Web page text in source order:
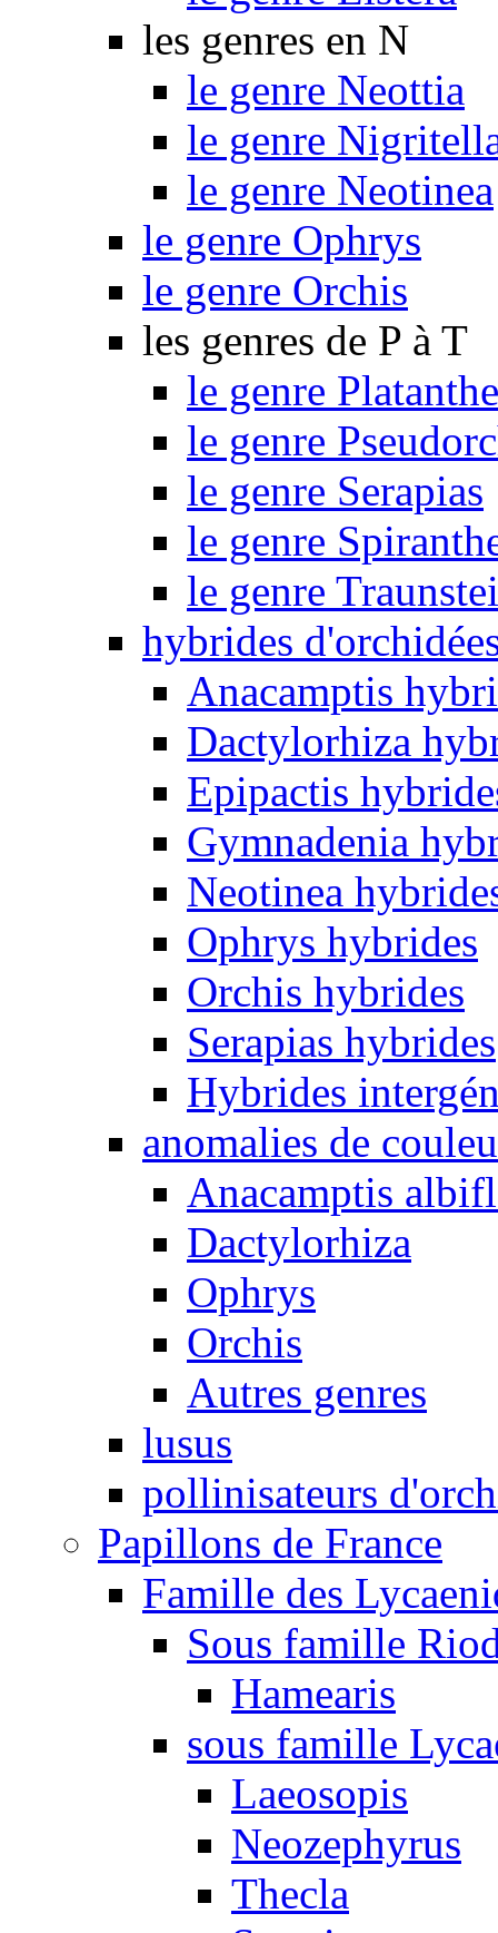
les genres en N
le genre Neottia
le genre
le genre Neotinea
le genre Ophrys
le genre Orchis
les genres de P à T
le genre
le genre
le genre Serapias
le genre
le genre
hybrides
Anacamptis
Dactylorhiza
Epipactis
Gymnadenia
Neotinea
Ophrys hybrides
Orchis hybrides
Serapias hybrides
Hybrides
anomalies de
Anacamptis
Dactylorhiza
Ophrys
Orchis
Autres genres
lusus
pollinisateurs
Papillons de France
Famille des
Sous famille
Hamearis
sous famille
Laeosopis
Neozephyrus
Thecla